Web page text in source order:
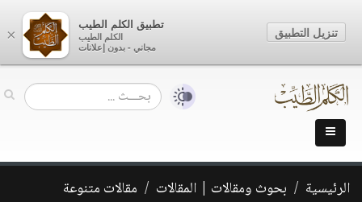
الرئيسية بحوث ومقالات | المقالات
مقالات متنوعة
×
تطبيق الكلم الطيب
الكلم الطيب
مجاني - بدون إعلانات
تنزيل التطبيق